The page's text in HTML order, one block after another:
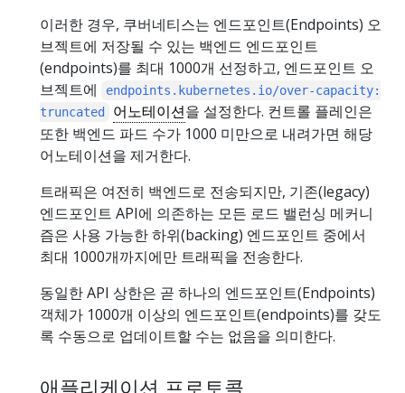
이러한 경우, 쿠버네티스는 엔드포인트(Endpoints) 오
브젝트에 저장될 수 있는 백엔드 엔드포인트
(endpoints)를 최대 1000개 선정하고, 엔드포인트 오
브젝트에
endpoints.kubernetes.io/over-capacity:
truncated
어노테이션을 설정한다. 컨트롤 플레인은
또한 백엔드 파드 수가 1000 미만으로 내려가면 해당
어노테이션을 제거한다.
트래픽은 여전히 백엔드로 전송되지만, 기존(legacy)
엔드포인트 API에 의존하는 모든 로드 밸런싱 메커니
즘은 사용 가능한 하위(backing) 엔드포인트 중에서
최대 1000개까지에만 트래픽을 전송한다.
동일한 API 상한은 곧 하나의 엔드포인트(Endpoints)
객체가 1000개 이상의 엔드포인트(endpoints)를 갖도
록 수동으로 업데이트할 수는 없음을 의미한다.
애플리케이션 프로토콜